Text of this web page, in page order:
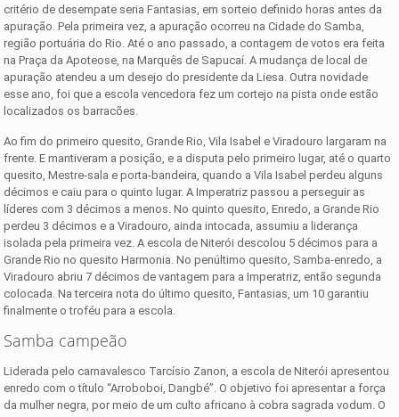
critério de desempate seria Fantasias, em sorteio definido horas antes da
apuração. Pela primeira vez, a apuração ocorreu na Cidade do Samba,
região portuária do Rio. Até o ano passado, a contagem de votos era feita
na Praça da Apoteose, na Marquês de Sapucaí. A mudança de local de
apuração atendeu a um desejo do presidente da Liesa. Outra novidade
esse ano, foi que a escola vencedora fez um cortejo na pista onde estão
localizados os barracões.
Ao fim do primeiro quesito, Grande Rio, Vila Isabel e Viradouro largaram na
frente. E mantiveram a posição, e a disputa pelo primeiro lugar, até o quarto
quesito, Mestre-sala e porta-bandeira, quando a Vila Isabel perdeu alguns
décimos e caiu para o quinto lugar. A Imperatriz passou a perseguir as
líderes com 3 décimos a menos. No quinto quesito, Enredo, a Grande Rio
perdeu 3 décimos e a Viradouro, ainda intocada, assumiu a liderança
isolada pela primeira vez. A escola de Niterói descolou 5 décimos para a
Grande Rio no quesito Harmonia. No penúltimo quesito, Samba-enredo, a
Viradouro abriu 7 décimos de vantagem para a Imperatriz, então segunda
colocada. Na terceira nota do último quesito, Fantasias, um 10 garantiu
finalmente o troféu para a escola.
Samba campeão
Liderada pelo carnavalesco Tarcísio Zanon, a escola de Niterói apresentou
enredo com o título “Arroboboi, Dangbé”. O objetivo foi apresentar a força
da mulher negra, por meio de um culto africano à cobra sagrada vodum. O